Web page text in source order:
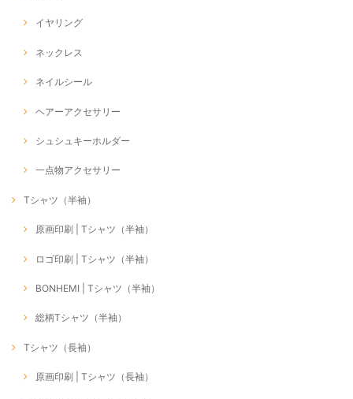
イヤリング
ネックレス
ネイルシール
ヘアーアクセサリー
シュシュキーホルダー
一点物アクセサリー
Tシャツ（半袖）
原画印刷 | Tシャツ（半袖）
ロゴ印刷 | Tシャツ（半袖）
BONHEMI | Tシャツ（半袖）
総柄Tシャツ（半袖）
Tシャツ（長袖）
原画印刷 | Tシャツ（長袖）